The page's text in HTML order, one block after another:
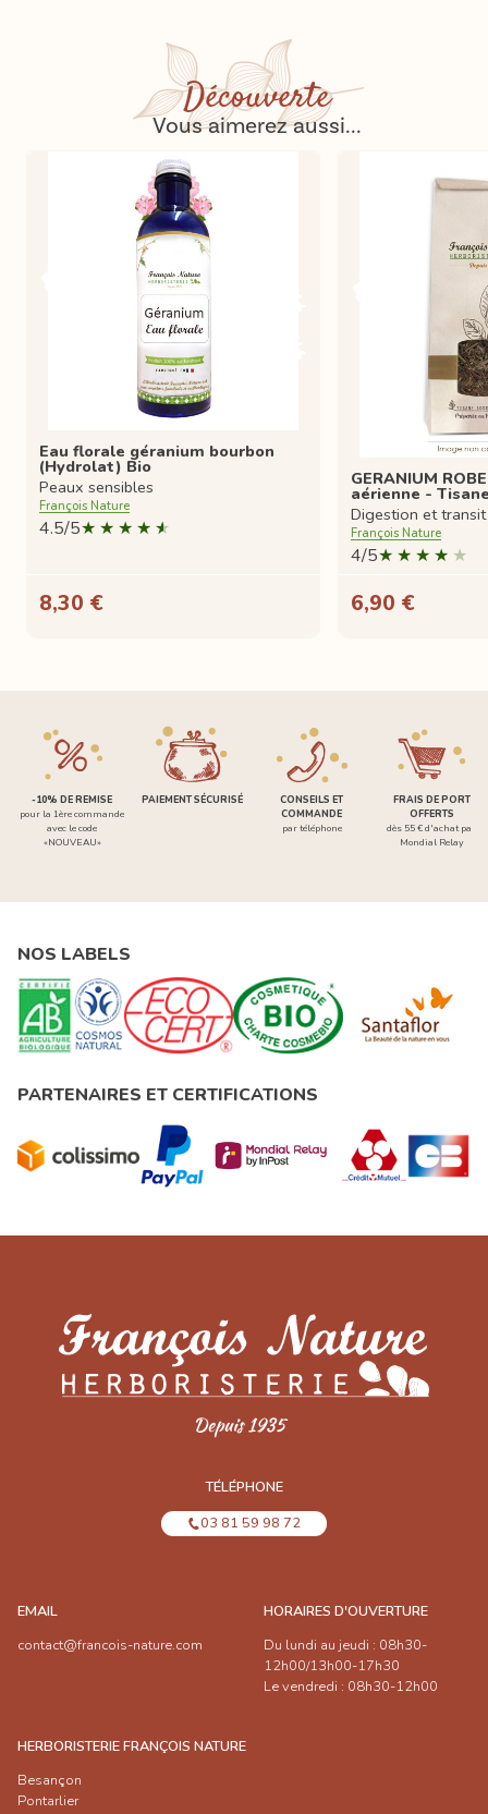
Découverte
Vous aimerez aussi...
Eau florale géranium bourbon
(Hydrolat) Bio
Peaux sensibles
François Nature
4.5/5
8,30 €
GERANIUM
aérienne -
Digestion et transit
François Nature
4/5
6,90 €
-10% DE REMISE
pour la 1ère commande
avec le code
«NOUVEAU»
PAIEMENT SÉCURISÉ
CONSEILS ET
COMMANDE
par téléphone
FRAIS DE PORT
OFFERTS
dès 55 € d'achat par
Mondial Relay
NOS LABELS
PARTENAIRES ET CERTIFICATIONS
TÉLÉPHONE
03 81 59 98 72
EMAIL
contact@francois-nature.com
HORAIRES D'OUVERTURE
Du lundi au jeudi : 08h30-
12h00/13h00-17h30
Le vendredi : 08h30-12h00
HERBORISTERIE FRANÇOIS NATURE
Besançon
Pontarlier